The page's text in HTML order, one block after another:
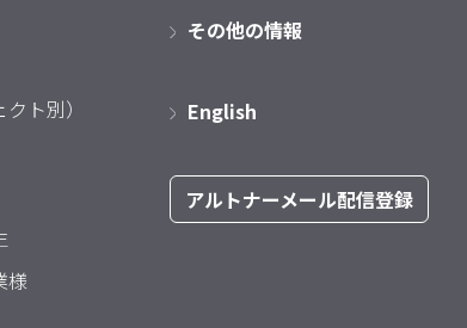
ト別）
様
その他の情報
English
アルトナーメール配信登録